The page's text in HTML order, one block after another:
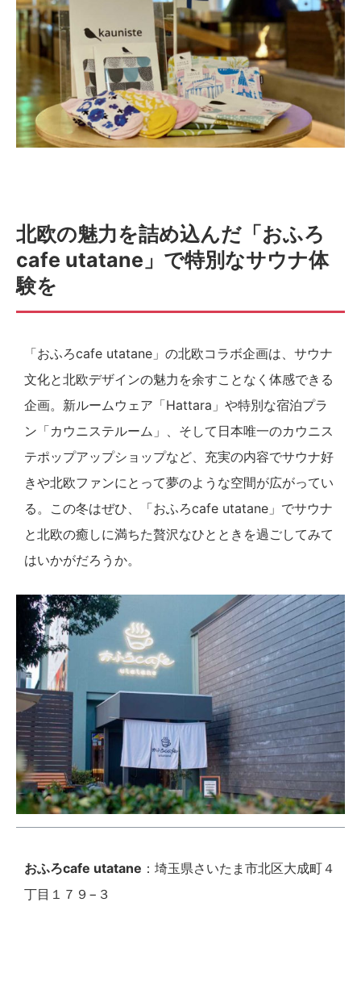
北欧の魅力を詰め込んだ「おふろ
cafe utatane」で特別なサウナ体
験を
「おふろcafe utatane」の北欧コラボ企画は、サウナ
文化と北欧デザインの魅力を余すことなく体感できる
企画。新ルームウェア「Hattara」や特別な宿泊プラ
ン「カウニステルーム」、そして日本唯一のカウニス
テポップアップショップなど、充実の内容でサウナ好
きや北欧ファンにとって夢のような空間が広がってい
る。この冬はぜひ、「おふろcafe utatane」でサウナ
と北欧の癒しに満ちた贅沢なひとときを過ごしてみて
はいかがだろうか。
おふろcafe utatane ：埼玉県さいたま市北区大成町４
丁目１７９−３